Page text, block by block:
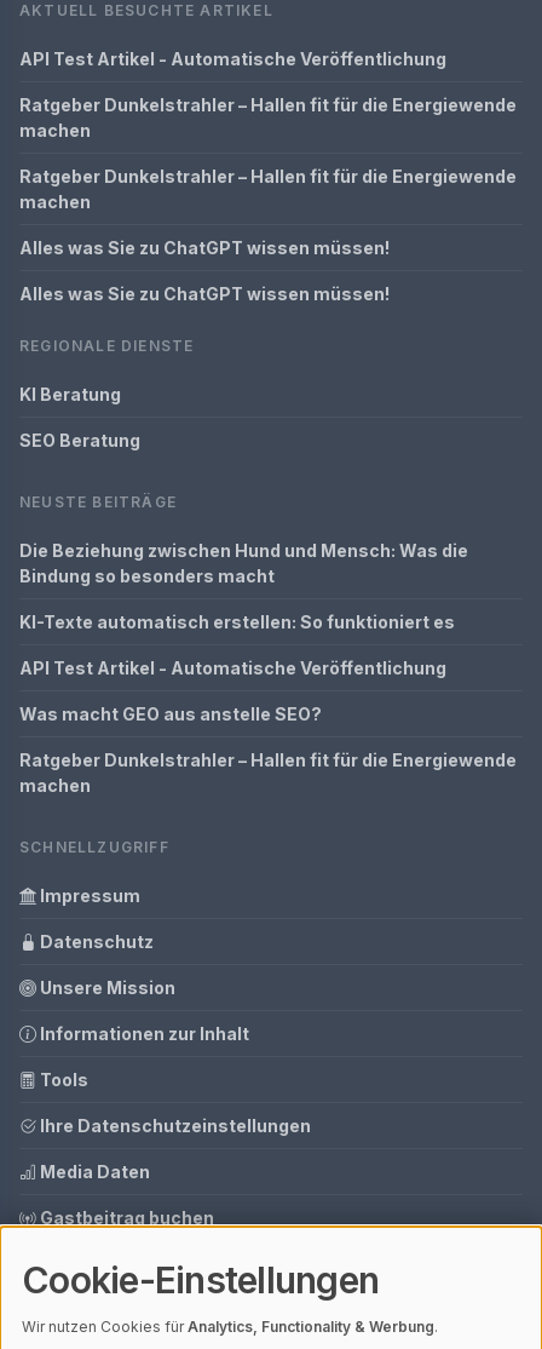
AKTUELL BESUCHTE ARTIKEL
API Test Artikel - Automatische Veröffentlichung
Ratgeber Dunkelstrahler – Hallen fit für die Energiewende
machen
Ratgeber Dunkelstrahler – Hallen fit für die Energiewende
machen
Alles was Sie zu ChatGPT wissen müssen!
Alles was Sie zu ChatGPT wissen müssen!
REGIONALE DIENSTE
KI Beratung
SEO Beratung
NEUSTE BEITRÄGE
Die Beziehung zwischen Hund und Mensch: Was die
Bindung so besonders macht
KI-Texte automatisch erstellen: So funktioniert es
API Test Artikel - Automatische Veröffentlichung
Was macht GEO aus anstelle SEO?
Ratgeber Dunkelstrahler – Hallen fit für die Energiewende
machen
SCHNELLZUGRIFF
Impressum
Datenschutz
Unsere Mission
Informationen zur Inhalt
Tools
Ihre Datenschutzeinstellungen
Media Daten
Gastbeitrag buchen
Mit einemⓘ Affiliate-Linkgekennzeichnete Links unterstützen unsere
Cookie-Einstellungen
Wir nutzen Cookies fürAnalytics, Functionality & Werbung.